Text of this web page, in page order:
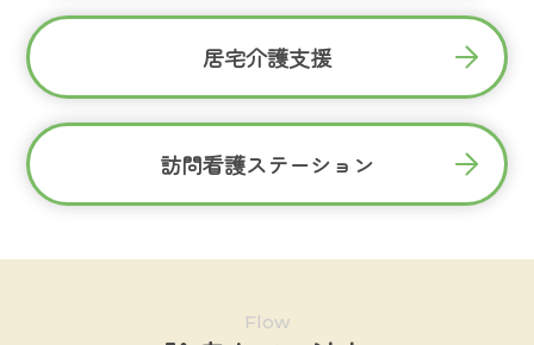
居宅介護支援
訪問看護ステーション
Flow